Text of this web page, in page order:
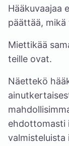
Hääkuvaajaa
päättää,
Miettikää
teille ovat.
Näettekö
ehdottomasti
valmisteluista